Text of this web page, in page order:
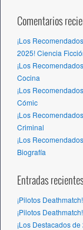
Comentarios
¡Los
2025! Ciencia
¡Los
Cocina
¡Los
Cómic
¡Los
Criminal
¡Los
Biografía
Entradas
¡Pilotos Deathmatch!
¡Pilotos Deathmatch!
¡Los Destacados